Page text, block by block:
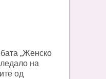
„Женско
на
од